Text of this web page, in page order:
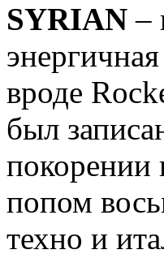
SYRIAN –
вроде
был
покорении
попом
техно и